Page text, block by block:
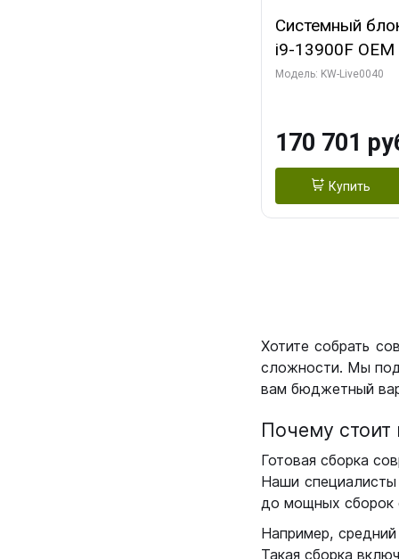
Системный
i9-13900F OEM
7, Efficient-co/
3xDP HD/ 960
Модель: KW-Live0040
170 701
Купить
Хотите собрать
сложности. Мы
вам бюджетный
Почему стоит
Готовая сборка
Наши
до мощных сборок
Например,
Такая сборка